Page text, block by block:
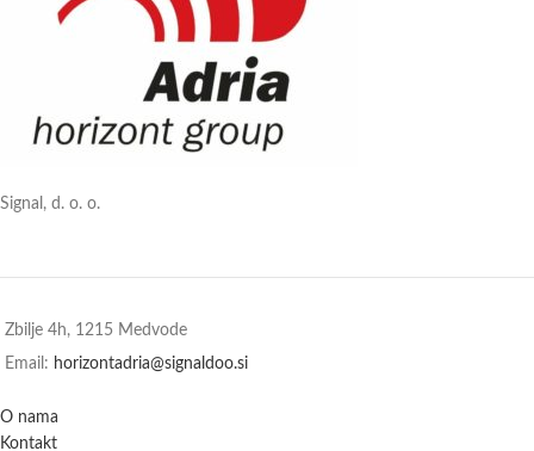
Signal, d. o. o.
Zbilje 4h, 1215 Medvode
Email: horizontadria@signaldoo.si
O nama
Kontakt